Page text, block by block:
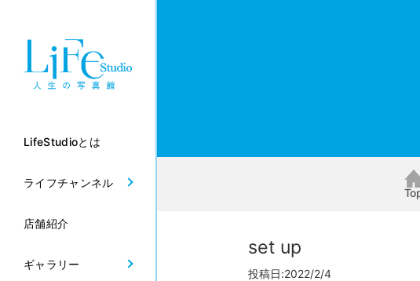
LifeStudioとは
ライフチャンネル
店舗紹介
ギャラリー
set up
投稿日:2022/2/4